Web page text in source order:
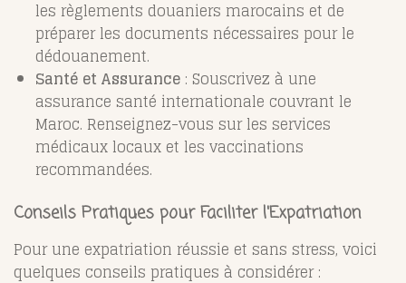
les règlements douaniers marocains et de
préparer les documents nécessaires pour le
dédouanement.
Santé et Assurance : Souscrivez à une
assurance santé internationale couvrant le
Maroc. Renseignez-vous sur les services
médicaux locaux et les vaccinations
recommandées.
Conseils Pratiques pour Faciliter l'Expatriation
Pour une expatriation réussie et sans stress, voici
quelques conseils pratiques à considérer :